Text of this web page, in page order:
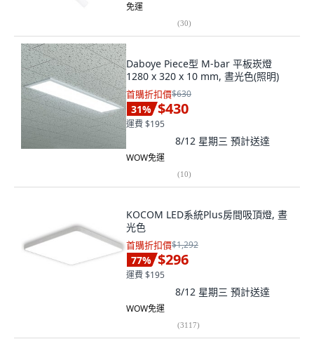
免運
(30)
Daboye Piece型 M-bar 平板崁燈
1280 x 320 x 10 mm, 晝光色(照明)
首購折扣價$630
31% $430
運費 $195
8/12 星期三 預計送達
WOW免運
(10)
KOCOM LED系統Plus房間吸頂燈, 晝
光色
首購折扣價$1,292
77% $296
運費 $195
8/12 星期三 預計送達
WOW免運
(3117)